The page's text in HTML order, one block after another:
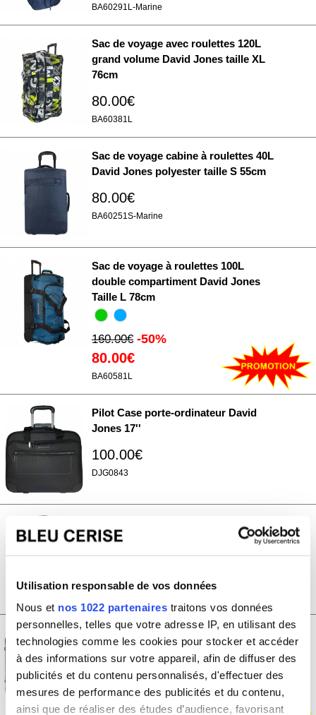
Utilisation responsable de vos données
Nous et nos 1022 partenaires traitons vos données
personnelles, telles que votre adresse IP, en utilisant des
technologies comme les cookies pour stocker et accéder
à des informations sur votre appareil, afin de diffuser des
publicités et du contenu personnalisés, d'effectuer des
mesures de performance des publicités et du contenu,
ainsi que de réaliser des études d’audience, favorisant
BA60291L-Marine
Sac de voyage avec roulettes 120L
grand volume David Jones taille XL
76cm
80.00€
BA60381L
Sac de voyage cabine à roulettes 40L
David Jones polyester taille S 55cm
80.00€
BA60251S-Marine
Sac de voyage à roulettes 100L
double compartiment David Jones
Taille L 78cm
160.00€ -50%
80.00€
BA60581L
Pilot Case porte-ordinateur David
Jones 17''
100.00€
DJG0843
David Jones 17''
BA50471P-Noir
Lot 3 valises rigides dont 1 valise
cabine David Jones TSA PETE
320.00€ -69%
100.00€